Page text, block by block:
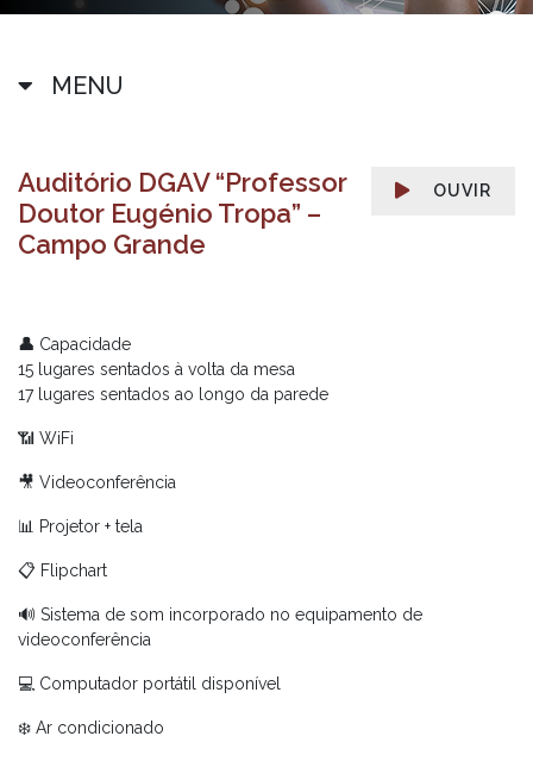
MENU
OUVIR
Auditório DGAV “Professor
Doutor Eugénio Tropa” –
Campo Grande
👤 Capacidade
15 lugares sentados à volta da mesa
17 lugares sentados ao longo da parede
📶 WiFi
🎥 Videoconferência
📊 Projetor + tela
📋 Flipchart
🔊 Sistema de som incorporado no equipamento de
videoconferência
💻 Computador portátil disponível
❄️ Ar condicionado